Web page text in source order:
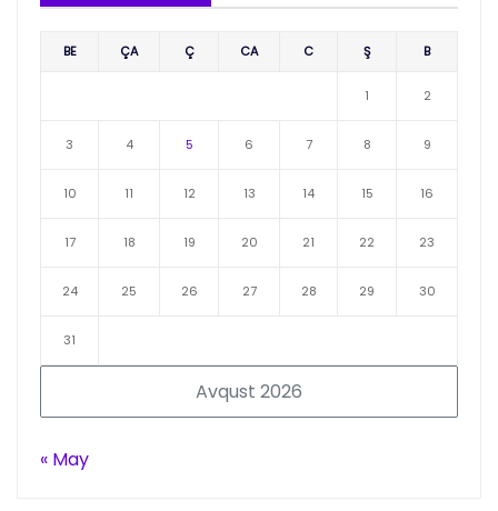
Avqust 2026
BE ÇA Ç CA C Ş B
1 2
3 4 5 6 7 8 9
10 11 12 13 14 15 16
17 18 19 20 21 22 23
24 25 26 27 28 29 30
31
« May